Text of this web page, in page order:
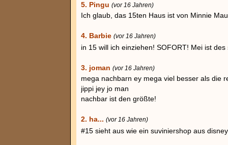
5. Pingu (vor 16 Jahren)
Ich glaub, das 15ten Haus ist von Minnie
4. Barbie (vor 16 Jahren)
in 15 will ich einziehen! SOFORT! Mei ist
3. joman (vor 16 Jahren)
mega nachbarn ey mega viel besser als die
jippi jey jo man
nachbar ist den größte!
2. ha... (vor 16 Jahren)
#15 sieht aus wie ein suviniershop aus